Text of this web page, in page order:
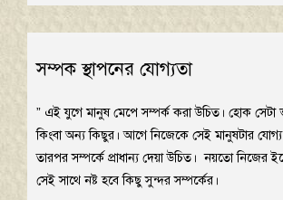
সম্পক স্থাপনের যোগ্যতা
” এই যুগে মানুষ মেপে সম্পর্ক করা উচিত। হোক সেটা
কিংবা অন্য কিছুর। আগে নিজেকে সেই মানুষটার
তারপর সম্পর্কে প্রাধান্য দেয়া উচিত। নয়তো নিজের
সেই সাথে নষ্ট হবে কিছু সুন্দর সম্পর্কের।